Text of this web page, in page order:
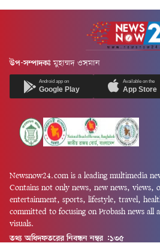
উপ-সম্পাদকঃ মুহাম্মদ ওসমান
Android app on
Google Play
Available on the
App Store
Newsnow24.com is a leading multimedia
Contains not only news, new news, views,
entertainment, sports, lifestyle, travel,
committed to focusing on Probash news
visuals.
তথ্য অধিদফতরের নিবন্ধন নম্বর :১৩৫